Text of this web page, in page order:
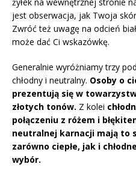
jest obserwacja, jak Twoja
Zwróć też uwagę na odcień
może dać Ci wskazówkę.
Generalnie wyróżniamy trzy
chłodny i neutralny. Osoby o
prezentują się w
złotych tonów. Z kolei
połączeniu z różem i
neutralnej karnacji mają to
zarówno ciepłe, jak i
wybór.